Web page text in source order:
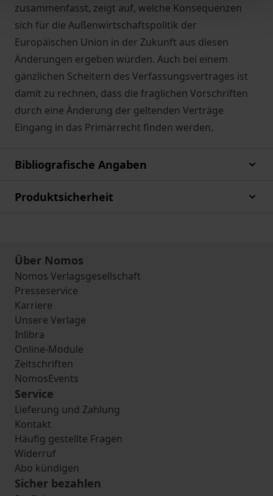
zusammenfasst, zeigt auf, welche Konsequenzen
sich für die Außenwirtschaftspolitik der
Europäischen Union in der Zukunft aus diesen
Änderungen ergeben würden. Auch bei einem
gänzlichen Scheitern des Verfassungsvertrages ist
damit zu rechnen, dass die fraglichen Vorschriften
durch eine Änderung der geltenden Verträge
Eingang in das Primärrecht finden werden.
Bibliografische Angaben
Produktsicherheit
Über Nomos
Nomos Verlagsgesellschaft
Presseservice
Karriere
Unsere Verlage
Inlibra
Online-Module
Zeitschriften
NomosEvents
Service
Lieferung und Zahlung
Kontakt
Häufig gestellte Fragen
Widerruf
Abo kündigen
Sicher bezahlen